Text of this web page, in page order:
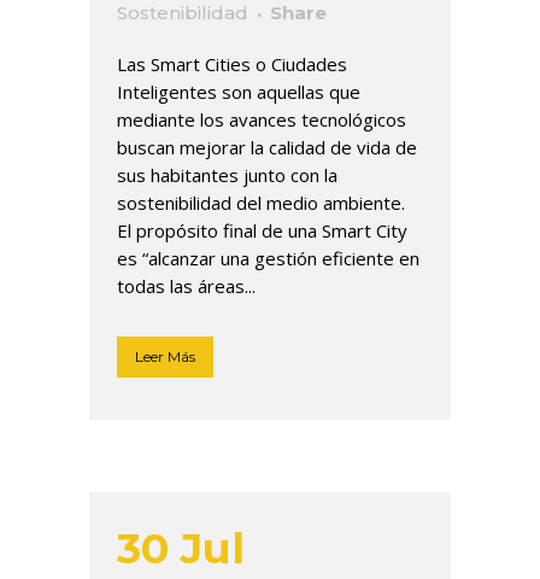
Sostenibilidad
Share
Las Smart Cities o Ciudades
Inteligentes son aquellas que
mediante los avances tecnológicos
buscan mejorar la calidad de vida de
sus habitantes junto con la
sostenibilidad del medio ambiente.
El propósito final de una Smart City
es “alcanzar una gestión eficiente en
todas las áreas...
Leer Más
30 Jul